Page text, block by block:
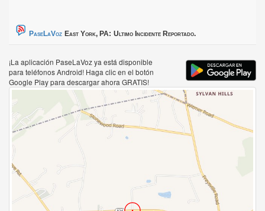
PaseLaVoz East York, PA: Ultimo Incidente Reportado.
¡La aplicación PaseLaVoz ya está disponible
para teléfonos Android! Haga clic en el botón
Google Play para descargar ahora GRATIS!